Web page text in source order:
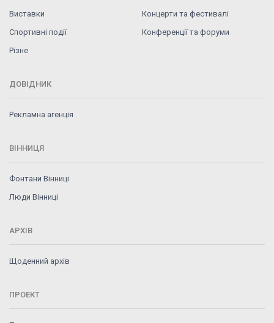
Виставки
Концерти та фестивалі
Спортивні події
Конференції та форуми
Різне
ДОВІДНИК
Рекламна агенція
ВІННИЦЯ
Фонтани Вінниці
Люди Вінниці
АРХІВ
Щоденний архів
ПРОЕКТ